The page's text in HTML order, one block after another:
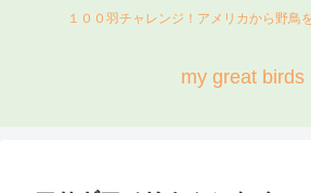
１００羽チャレンジ！アメリカから野鳥
my great birds